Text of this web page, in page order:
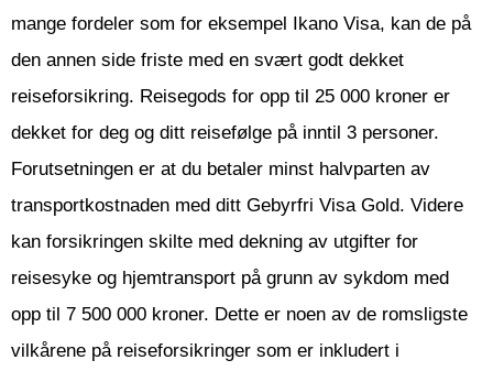
mange fordeler som for eksempel Ikano Visa, kan de på
den annen side friste med en svært godt dekket
reiseforsikring. Reisegods for opp til 25 000 kroner er
dekket for deg og ditt reisefølge på inntil 3 personer.
Forutsetningen er at du betaler minst halvparten av
transportkostnaden med ditt Gebyrfri Visa Gold. Videre
kan forsikringen skilte med dekning av utgifter for
reisesyke og hjemtransport på grunn av sykdom med
opp til 7 500 000 kroner. Dette er noen av de romsligste
vilkårene på reiseforsikringer som er inkludert i